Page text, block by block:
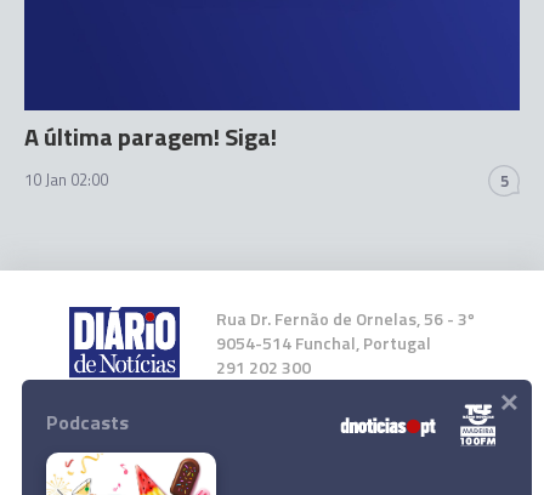
A última paragem! Siga!
10 Jan 02:00 5
Rua Dr. Fernão de Ornelas, 56 - 3º
9054-514 Funchal, Portugal
291 202 300
Instale a nossa App
Podcasts ×